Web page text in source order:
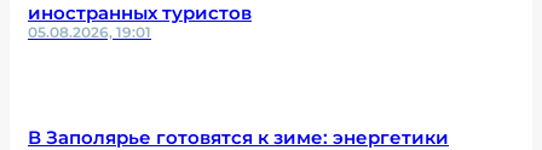
иностранных туристов
05.08.2026, 19:01
В Заполярье готовятся к зиме: энергетики